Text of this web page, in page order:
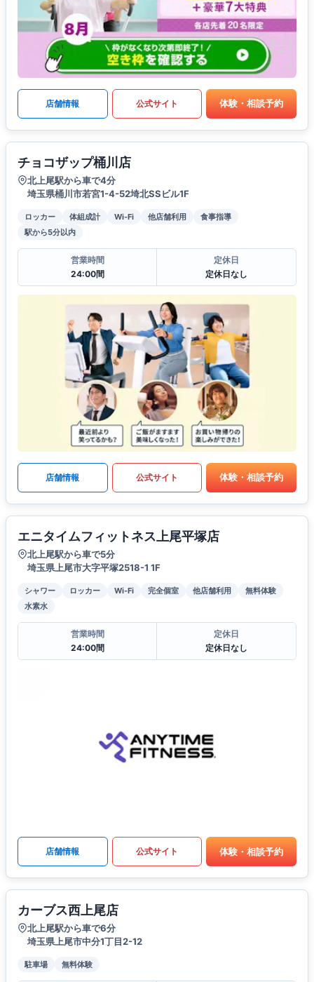
店舗情報 公式サイト 体験・相談予約
チョコザップ桶川店
北上尾駅から車で4分
埼玉県桶川市若宮1-4-52埼北SSビル1F
ロッカー 体組成計 Wi-Fi 他店舗利用
食事指導
駅から5分以内
営業時間
24:00間
定休日
定休日なし
店舗情報 公式サイト 体験・相談予約
エニタイムフィットネス上尾平塚店
北上尾駅から車で5分
埼玉県上尾市大字平塚2518-1 1F
シャワー ロッカー Wi-Fi 完全個室 他店舗利用
無料体験
水素水
営業時間
24:00間
定休日
定休日なし
店舗情報 公式サイト 体験・相談予約
カーブス西上尾店
北上尾駅から車で6分
埼玉県上尾市中分1丁目2-12
駐車場 無料体験